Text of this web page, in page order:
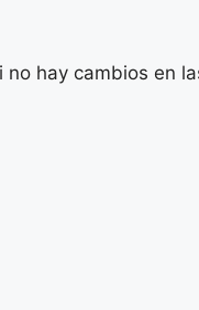
hay cambios en